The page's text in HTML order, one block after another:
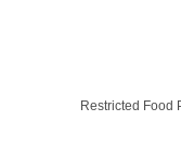
Restricted Food